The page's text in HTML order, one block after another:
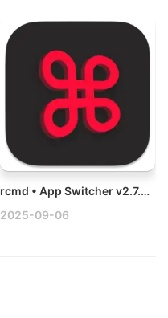
rcmd • App Switcher v2.7.0 Mac快速切换应用工具破解版
2025-09-06